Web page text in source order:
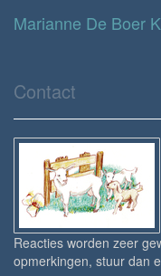
Marianne De Boer
Contact
Reacties worden zeer
opmerkingen, stuur dan